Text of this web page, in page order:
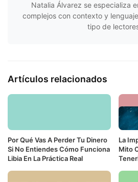
Natalia Álvarez se especializa
complejos con contexto y
tipo de
Artículos relacionados
Por Qué Vas A Perder Tu Dinero
Si No Entiendes Cómo Funciona
Libia En La Práctica Real
La
Mito